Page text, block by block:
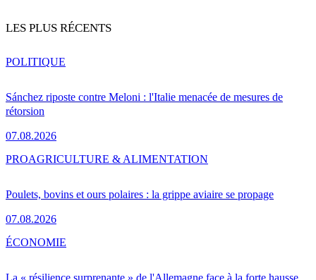
LES PLUS RÉCENTS
Sánchez riposte contre Meloni : l'Italie menacée de mesures de
rétorsion
07.08.2026
POLITIQUE
Poulets, bovins et ours polaires : la grippe aviaire se propage
07.08.2026
PROAGRICULTURE & ALIMENTATION
ÉCONOMIE